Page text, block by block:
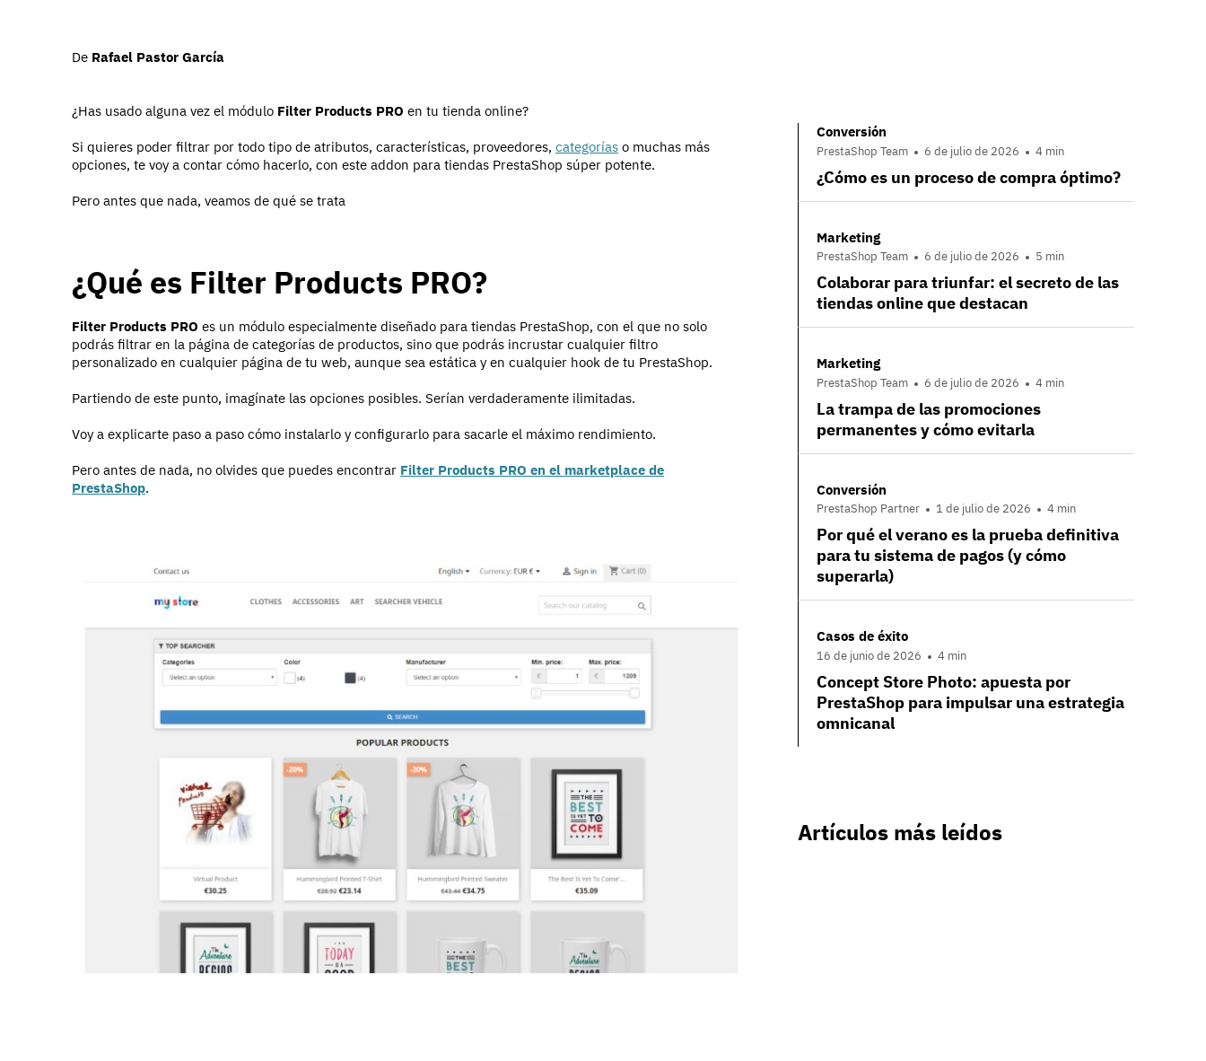
De Rafael Pastor García
¿Has usado alguna vez el módulo Filter Products PRO en tu tienda online?
Si quieres poder filtrar por todo tipo de atributos, características, proveedores, categorías o muchas más
opciones, te voy a contar cómo hacerlo, con este addon para tiendas PrestaShop súper potente.
Pero antes que nada, veamos de qué se trata
¿Qué es Filter Products PRO?
Filter Products PRO es un módulo especialmente diseñado para tiendas PrestaShop, con el que no solo
podrás filtrar en la página de categorías de productos, sino que podrás incrustar cualquier filtro
personalizado en cualquier página de tu web, aunque sea estática y en cualquier hook de tu PrestaShop.
Partiendo de este punto, imagínate las opciones posibles. Serían verdaderamente ilimitadas.
Voy a explicarte paso a paso cómo instalarlo y configurarlo para sacarle el máximo rendimiento.
Pero antes de nada, no olvides que puedes encontrar Filter Products PRO en el marketplace de
PrestaShop.
Conversión
PrestaShop Team 6 de julio de 2026 4 min
¿Cómo es un proceso de compra óptimo?
Marketing
PrestaShop Team 6 de julio de 2026 5 min
Colaborar para triunfar: el secreto de las
tiendas online que destacan
Marketing
PrestaShop Team 6 de julio de 2026 4 min
La trampa de las promociones
permanentes y cómo evitarla
Conversión
PrestaShop Partner 1 de julio de 2026 4 min
Por qué el verano es la prueba definitiva
para tu sistema de pagos (y cómo
superarla)
Casos de éxito
16 de junio de 2026 4 min
Concept Store Photo: apuesta por
PrestaShop para impulsar una estrategia
omnicanal
Artículos más leídos